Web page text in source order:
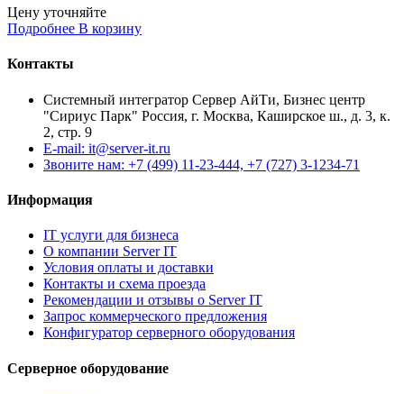
Цену уточняйте
Подробнее В корзину
Контакты
Системный интегратор Сервер АйТи, Бизнес центр
"Сириус Парк" Россия, г. Москва, Каширское ш., д. 3, к.
2, стр. 9
E-mail: it@server-it.ru
Звоните нам: +7 (499) 11-23-444, +7 (727) 3-1234-71
Информация
IT услуги для бизнеса
О компании Server IT
Условия оплаты и доставки
Контакты и схема проезда
Рекомендации и отзывы о Server IT
Запрос коммерческого предложения
Конфигуратор серверного оборудования
Серверное оборудование